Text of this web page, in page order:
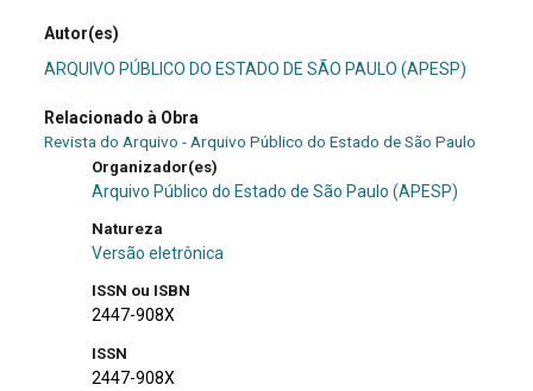
Autor(es)
ARQUIVO PÚBLICO DO ESTADO DE SÃO PAULO (APESP)
Relacionado à Obra
Revista do Arquivo - Arquivo Público do Estado de São Paulo
Organizador(es)
Arquivo Público do Estado de São Paulo (APESP)
Natureza
Versão eletrônica
ISSN ou ISBN
2447-908X
ISSN
2447-908X